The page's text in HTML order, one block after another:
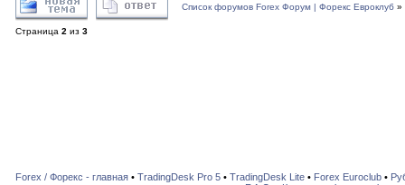
Список форумов Forex Форум | Форекс Евроклуб »
Страница 2 из 3
Forex / Форекс - главная• TradingDesk Pro 5• TradingDesk Lite• Forex Euroclub•